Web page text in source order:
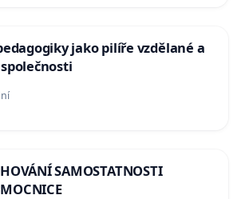
jako pilíře vzdělané a
SAMOSTATNOSTI